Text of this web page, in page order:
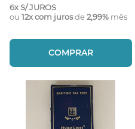
6x S/ JUROS
ou 12x com jurosde2,99% mês
COMPRAR